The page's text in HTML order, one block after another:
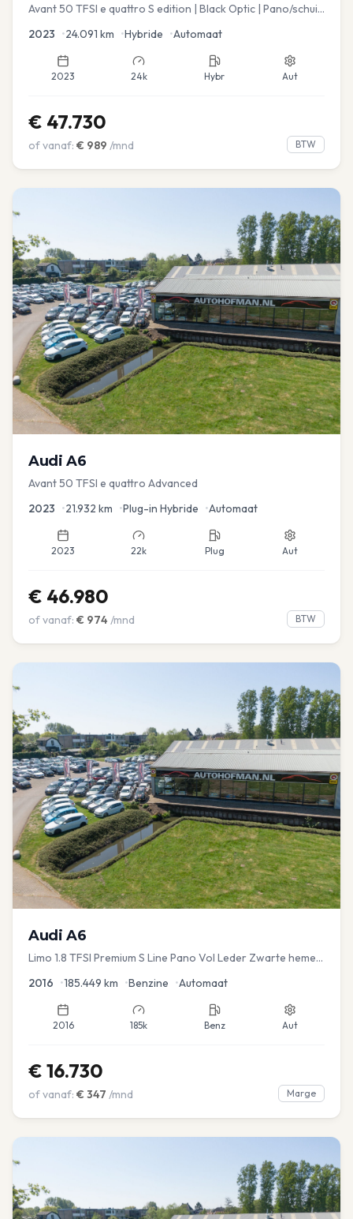
Avant 50 TFSI e quattro S edition | Black Optic | Pano/schuif
2023 •24.091 km •Hybride •Automaat
2023 24k Hybr Aut
€ 47.730
of vanaf: € 989 /mnd BTW
Audi A6
Avant 50 TFSI e quattro Advanced
2023 •21.932 km •Plug-in Hybride •Automaat
2023 22k Plug Aut
€ 46.980
of vanaf: € 974 /mnd BTW
Audi A6
Limo 1.8 TFSI Premium S Line Pano Vol Leder Zwarte hemel
2016 •185.449 km •Benzine •Automaat
2016 185k Benz Aut
€ 16.730
of vanaf: € 347 /mnd Marge